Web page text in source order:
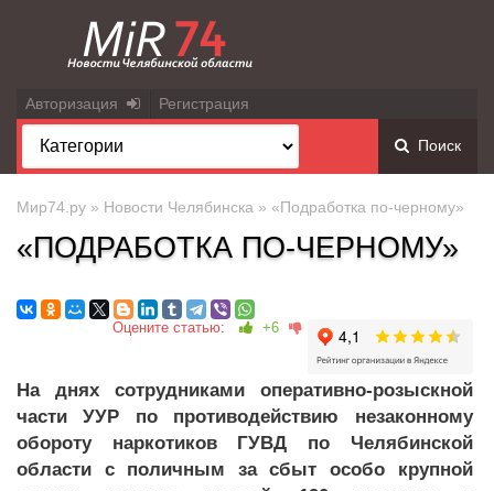
Авторизация Регистрация
Поиск
Мир74.ру » Новости Челябинска » «Подработка по-черному»
«ПОДРАБОТКА ПО-ЧЕРНОМУ»
Оцените статью: +6
На днях сотрудниками оперативно-розыскной
части УУР по противодействию незаконному
обороту наркотиков ГУВД по Челябинской
области с поличным за сбыт особо крупной